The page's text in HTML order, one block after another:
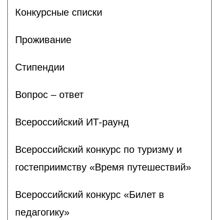
Конкурсные списки
Проживание
Стипендии
Вопрос – ответ
Всероссийский ИТ-раунд
Всероссийский конкурс по туризму и
гостеприимству «Время путешествий»
Всероссийский конкурс «Билет в
педагогику»